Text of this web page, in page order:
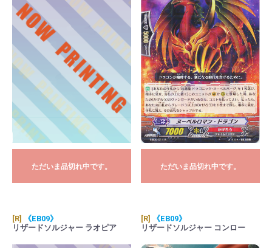
ただいま品切れ中です。 ただいま品切れ中です。
[R]
《EB09》
リザードソルジャー ラオピア
[R]
《EB09》
リザードソルジャー コンロー